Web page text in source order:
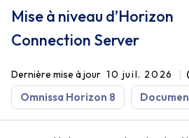
Mise à niveau d’Horizon
Connection Server
Dernière mise à jour 10 juil. 2026
Omnissa Horizon 8